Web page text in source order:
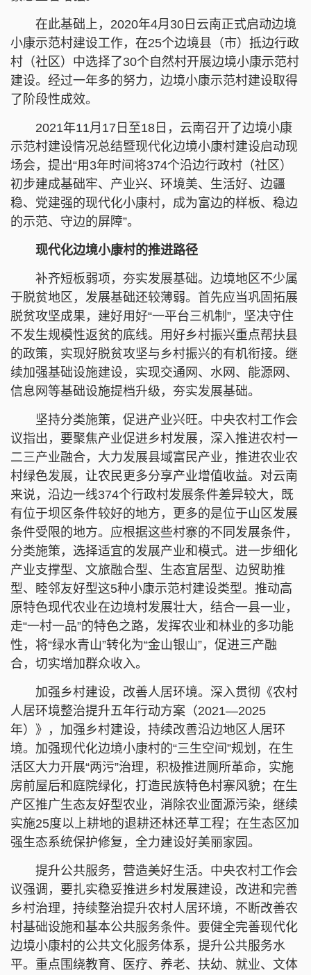
在此基础上，2020年4月30日云南正式启动边境
小康示范村建设工作，在25个边境县（市）抵边行政
村（社区）中选择了30个自然村开展边境小康示范村
建设。经过一年多的努力，边境小康示范村建设取得
了阶段性成效。
2021年11月17日至18日，云南召开了边境小康
示范村建设情况总结暨现代化边境小康村建设启动现
场会，提出“用3年时间将374个沿边行政村（社区）
初步建成基础牢、产业兴、环境美、生活好、边疆
稳、党建强的现代化小康村，成为富边的样板、稳边
的示范、守边的屏障”。
现代化边境小康村的推进路径
补齐短板弱项，夯实发展基础。边境地区不少属
于脱贫地区，发展基础还较薄弱。首先应当巩固拓展
脱贫攻坚成果，建好用好“一平台三机制”，坚决守住
不发生规模性返贫的底线。用好乡村振兴重点帮扶县
的政策，实现好脱贫攻坚与乡村振兴的有机衔接。继
续加强基础设施建设，实现交通网、水网、能源网、
信息网等基础设施提档升级，夯实发展基础。
坚持分类施策，促进产业兴旺。中央农村工作会
议指出，要聚焦产业促进乡村发展，深入推进农村一
二三产业融合，大力发展县域富民产业，推进农业农
村绿色发展，让农民更多分享产业增值收益。对云南
来说，沿边一线374个行政村发展条件差异较大，既
有位于坝区条件较好的地方，更多的是位于山区发展
条件受限的地方。应根据这些村寨的不同发展条件，
分类施策，选择适宜的发展产业和模式。进一步细化
产业支撑型、文旅融合型、生态宜居型、边贸助推
型、睦邻友好型这5种小康示范村建设类型。推动高
原特色现代农业在边境村发展壮大，结合一县一业，
走“一村一品”的特色之路，发挥农业和林业的多功能
性，将“绿水青山”转化为“金山银山”，促进三产融
合，切实增加群众收入。
加强乡村建设，改善人居环境。深入贯彻《农村
人居环境整治提升五年行动方案（2021—2025
年）》，加强乡村建设，持续改善沿边地区人居环
境。加强现代化边境小康村的“三生空间”规划，在生
活区大力开展“两污”治理，积极推进厕所革命，实施
房前屋后和庭院绿化，打造民族特色村寨风貌；在生
产区推广生态友好型农业，消除农业面源污染，继续
实施25度以上耕地的退耕还林还草工程；在生态区加
强生态系统保护修复，全力建设好美丽家园。
提升公共服务，营造美好生活。中央农村工作会
议强调，要扎实稳妥推进乡村发展建设，改进和完善
乡村治理，持续整治提升农村人居环境，不断改善农
村基础设施和基本公共服务条件。要健全完善现代化
边境小康村的公共文化服务体系，提升公共服务水
平。重点围绕教育、医疗、养老、扶幼、就业、文体